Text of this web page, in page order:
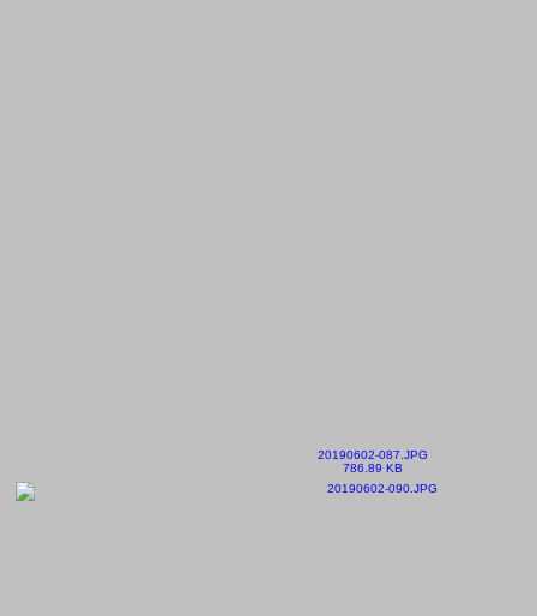
20190602-087.JPG
786.89 KB